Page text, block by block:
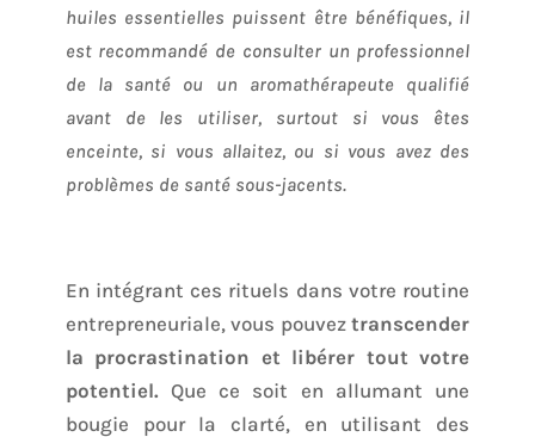
huiles essentielles puissent être bénéfiques, il
est recommandé de consulter un professionnel
de la santé ou un aromathérapeute qualifié
avant de les utiliser, surtout si vous êtes
enceinte, si vous allaitez, ou si vous avez des
problèmes de santé sous-jacents.
En intégrant ces rituels dans votre routine
entrepreneuriale, vous pouveztranscender
la procrastination et libérer tout votre
potentiel. Que ce soit en allumant une
bougie pour la clarté, en utilisant des